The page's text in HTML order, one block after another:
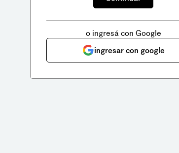
o ingresá con Google
ingresar con google